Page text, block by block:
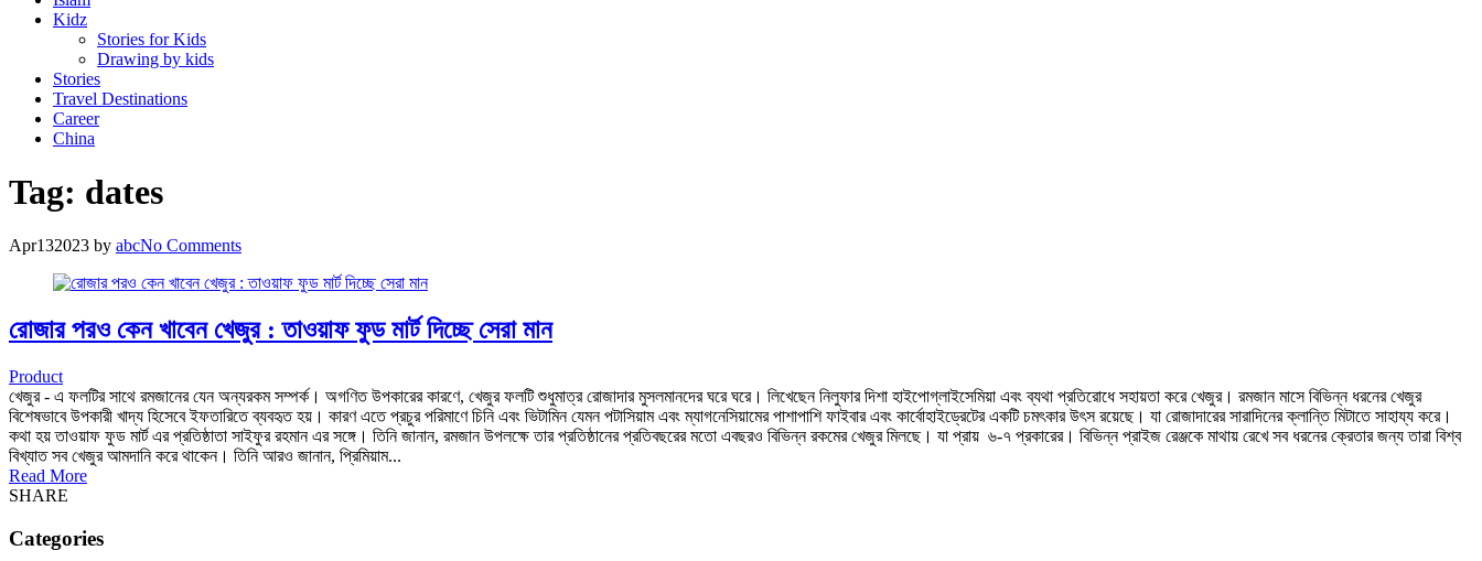
Kidz
Stories for Kids
Drawing by kids
Stories
Travel Destinations
Career
China
Tag: dates
Apr132023 by abcNo Comments
রোজার পরও কেন খাবেন খেজুর : তাওয়াফ ফুড মার্ট দিচ্ছে সেরা মান
Product
খেজুর - এ ফলটির সাথে রমজানের যেন অন্যরকম সম্পর্ক। অগণিত উপকারের কারণে, খেজুর ফলটি শুধুমাত্র রোজাদার মুসলমানদের ঘরে ঘরে। লিখেছেন নিলুফার দিশা হাইপোগ্লাইসেমিয়া এবং ব্যথা প্রতিরোধে সহায়তা করে খেজুর। রমজান মাসে বিভিন্ন ধরনের খেজুর
বিশেষভাবে উপকারী খাদ্য হিসেবে ইফতারিতে ব্যবহৃত হয়। কারণ এতে প্রচুর পরিমাণে চিনি এবং ভিটামিন যেমন পটাসিয়াম এবং ম্যাগনেসিয়ামের পাশাপাশি ফাইবার এবং কার্বোহাইড্রেটের একটি চমৎকার উৎস রয়েছে। যা রোজাদারের সারাদিনের ক্লান্তি মিটাতে সাহায্য করে।
কথা হয় তাওয়াফ ফুড মার্ট এর প্রতিষ্ঠাতা সাইফুর রহমান এর সঙ্গে। তিনি জানান, রমজান উপলক্ষে তার প্রতিষ্ঠানের প্রতিবছরের মতো এবছরও বিভিন্ন রকমের খেজুর মিলছে। যা প্রায় ৬-৭ প্রকারের। বিভিন্ন প্রাইজ রেঞ্জকে মাথায় রেখে সব ধরনের ক্রেতার জন্য তারা বিশ্ব
বিখ্যাত সব খেজুর আমদানি করে থাকেন। তিনি আরও জানান, প্রিমিয়াম...
Read More
SHARE
Categories